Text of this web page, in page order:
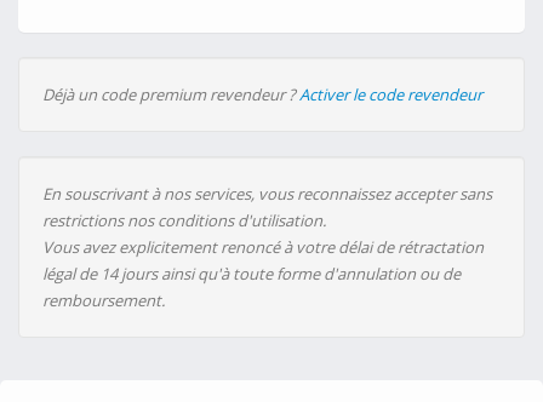
Déjà un code premium revendeur ?Activer le code revendeur
En souscrivant à nos services, vous reconnaissez accepter sans
restrictions nos conditions d'utilisation.
Vous avez explicitement renoncé à votre délai de rétractation
légal de 14 jours ainsi qu'à toute forme d'annulation ou de
remboursement.